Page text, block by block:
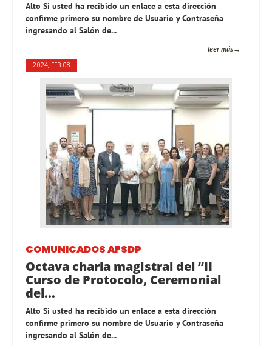
Alto Si usted ha recibido un enlace a esta dirección
confirme primero su nombre de Usuario y Contraseña
ingresando al Salón de...
leer más
2024, FEB 08
COMUNICADOS AFSDP
Octava charla magistral del “II
Curso de Protocolo, Ceremonial
del...
Alto Si usted ha recibido un enlace a esta dirección
confirme primero su nombre de Usuario y Contraseña
ingresando al Salón de...